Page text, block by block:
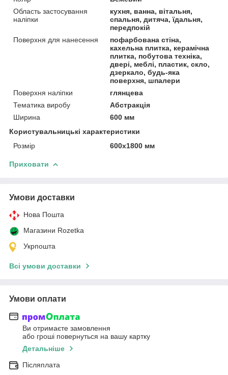
Область застосування
наліпки
кухня, ванна, вітальня,
спальня, дитяча, їдальня,
передпокій
Поверхня для нанесення
пофарбована стіна,
кахельна плитка, керамічна
плитка, побутова техніка,
двері, меблі, пластик, скло,
дзеркало, будь-яка
поверхня, шпалери
Поверхня наліпки
глянцева
Тематика виробу
Абстракція
Ширина
600 мм
Користувальницькі характеристики
Розмір
600х1800 мм
Приховати
Умови доставки
Нова Пошта
Магазини Rozetka
Укрпошта
Всі умови доставки
Умови оплати
Ви отримаєте замовлення
або гроші повернуться на вашу картку
Детальніше
Післяплата